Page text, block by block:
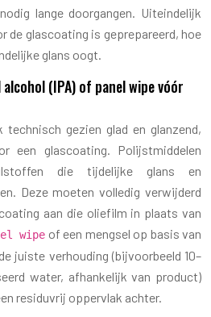
lange doorgangen. Uiteindelijk
de glascoating is geprepareerd, hoe
glans oogt.
(IPA) of panel wipe vóór
gezien glad en glanzend,
een glascoating. Polijstmiddelen
die tijdelijke glans en
Deze moeten volledig verwijderd
aan die oliefilm in plaats van
wipe of een mengsel op basis van
juiste verhouding (bijvoorbeeld 10–
water, afhankelijk van product)
residuvrij oppervlak achter.